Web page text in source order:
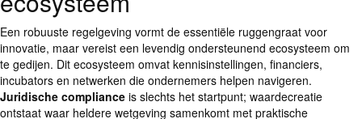
Een robuuste regelgeving vormt de essentiële ruggengraat voor
innovatie, maar vereist een levendig ondersteunend ecosysteem om
te gedijen. Dit ecosysteem omvat kennisinstellingen, financiers,
incubators en netwerken die ondernemers helpen navigeren.
Juridische compliance is slechts het startpunt; waardecreatie
ontstaat waar heldere wetgeving samenkomt met praktische